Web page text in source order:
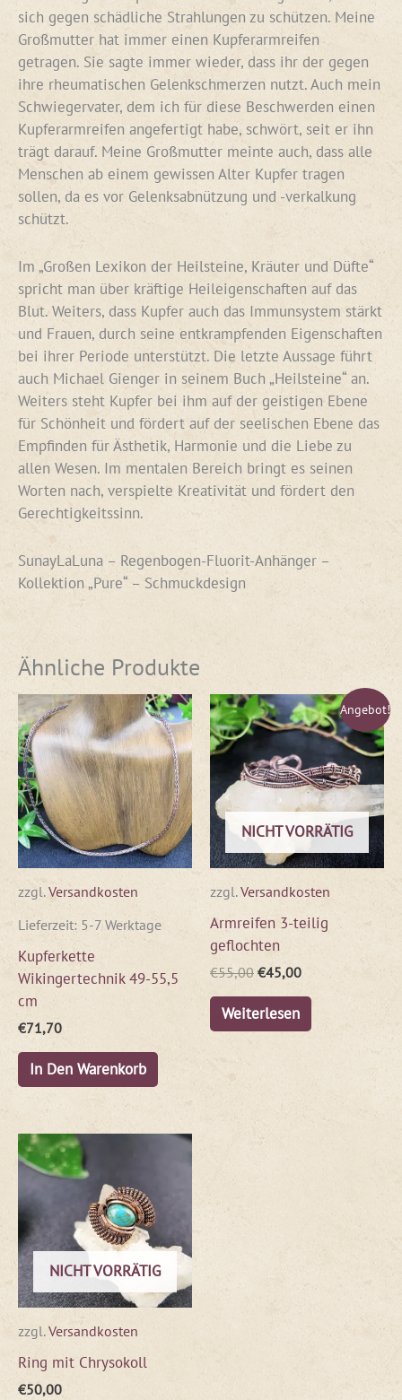
sich gegen schädliche Strahlungen zu schützen. Meine
Großmutter hat immer einen Kupferarmreifen
getragen. Sie sagte immer wieder, dass ihr der gegen
ihre rheumatischen Gelenkschmerzen nutzt. Auch mein
Schwiegervater, dem ich für diese Beschwerden einen
Kupferarmreifen angefertigt habe, schwört, seit er ihn
trägt darauf. Meine Großmutter meinte auch, dass alle
Menschen ab einem gewissen Alter Kupfer tragen
sollen, da es vor Gelenksabnützung und -verkalkung
schützt.
Im „Großen Lexikon der Heilsteine, Kräuter und Düfte“
spricht man über kräftige Heileigenschaften auf das
Blut. Weiters, dass Kupfer auch das Immunsystem stärkt
und Frauen, durch seine entkrampfenden Eigenschaften
bei ihrer Periode unterstützt. Die letzte Aussage führt
auch Michael Gienger in seinem Buch „Heilsteine“ an.
Weiters steht Kupfer bei ihm auf der geistigen Ebene
für Schönheit und fördert auf der seelischen Ebene das
Empfinden für Ästhetik, Harmonie und die Liebe zu
allen Wesen. Im mentalen Bereich bringt es seinen
Worten nach, verspielte Kreativität und fördert den
Gerechtigkeitssinn.
SunayLaLuna – Regenbogen-Fluorit-Anhänger –
Kollektion „Pure“ – Schmuckdesign
Ähnliche Produkte
zzgl.Versandkosten
Lieferzeit: 5-7 Werktage
Kupferkette
Wikingertechnik 49-55,5
cm
€71,70
In Den Warenkorb
Angebot!
NICHT VORRÄTIG
zzgl.Versandkosten
Armreifen 3-teilig
geflochten
€55,00
Ursprünglicher
Preis
war:
€55,00
€45,00
Aktueller
Preis
ist:
€45,00.
Weiterlesen
NICHT VORRÄTIG
zzgl.Versandkosten
Ring mit Chrysokoll
€50,00